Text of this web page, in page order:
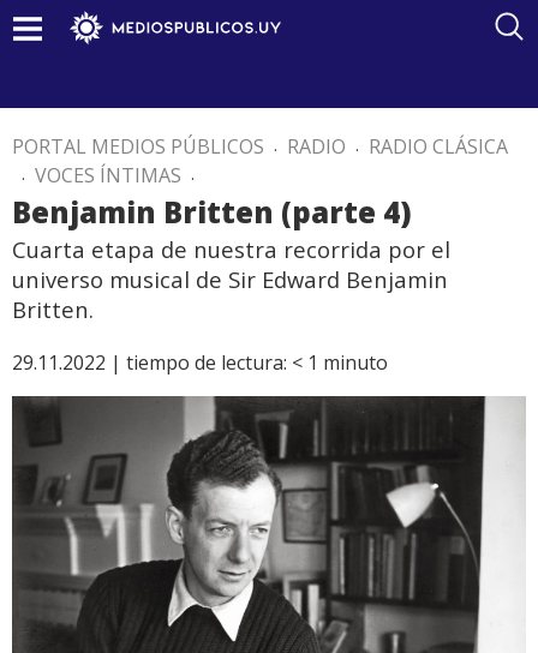
PORTAL MEDIOS PÚBLICOS . RADIO . RADIO CLÁSICA
. VOCES ÍNTIMAS .
Benjamin Britten (parte 4)
Cuarta etapa de nuestra recorrida por el
universo musical de Sir Edward Benjamin
Britten.
29.11.2022 | tiempo de lectura: < 1 minuto